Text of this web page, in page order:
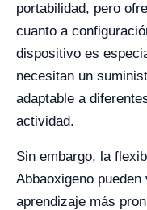
portabilidad, pero
cuanto a
dispositivo es
necesitan un
adaptable a
actividad.
Sin embargo, la
Abbaoxigeno
aprendizaje más